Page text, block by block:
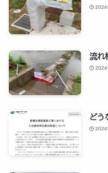
2024
流れ
2024
どう
2024